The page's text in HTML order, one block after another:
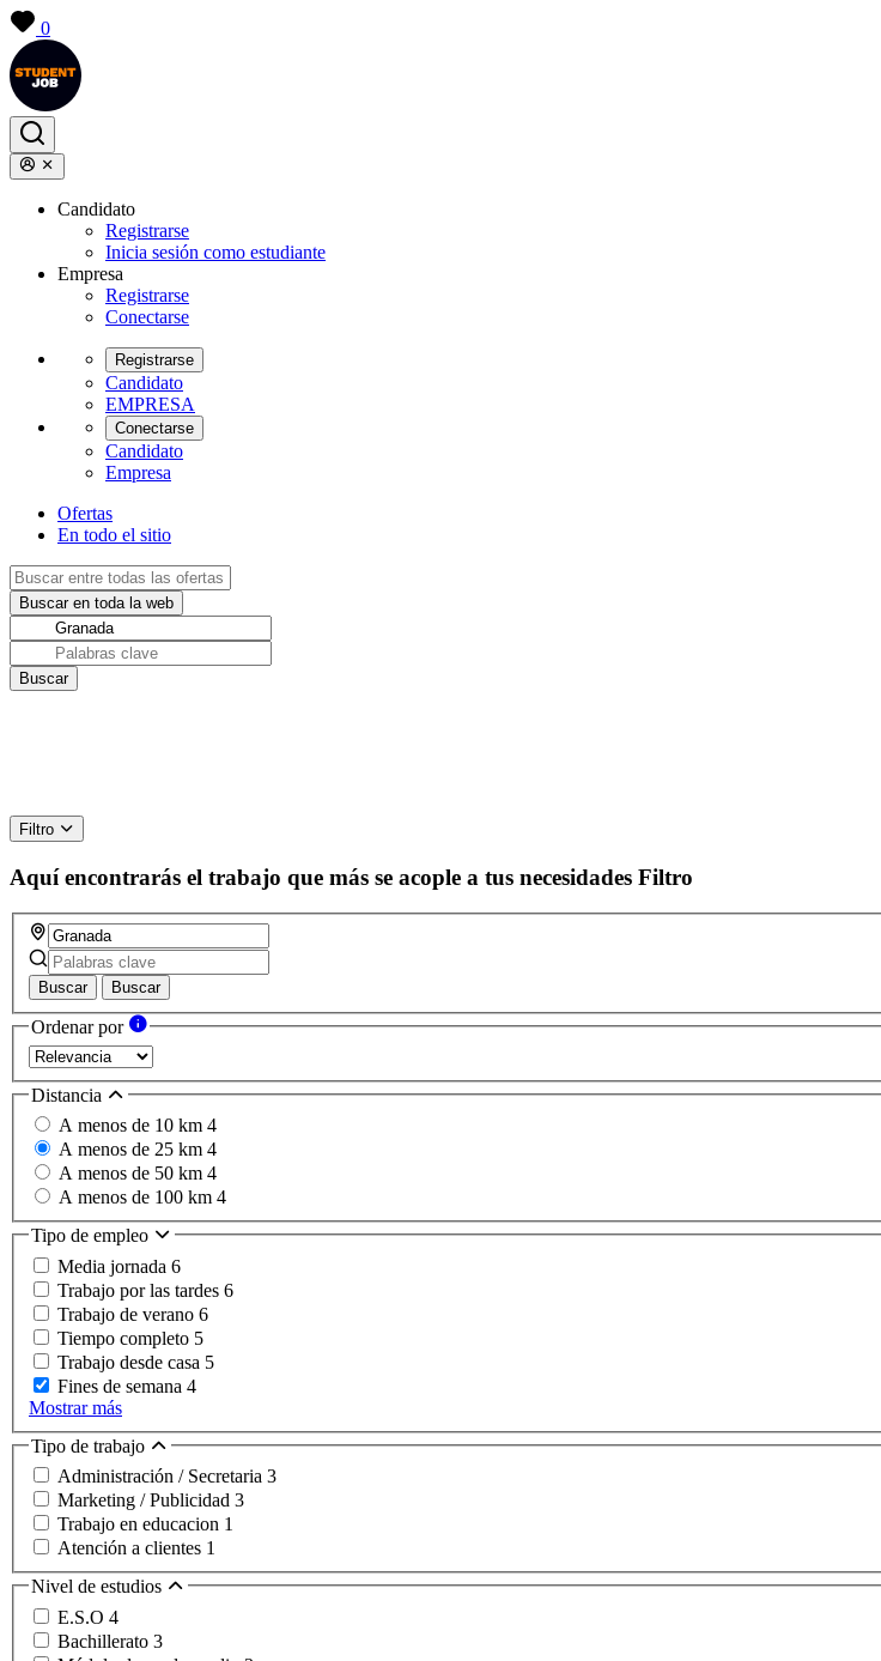
0
Candidato
Registrarse
Inicia sesión como estudiante
Empresa
Registrarse
Conectarse
Registrarse
Candidato
EMPRESA
Conectarse
Candidato
Empresa
Ofertas
En todo el sitio
Filtro
Aquí encontrarás el trabajo que más se acople a tus necesidades Filtro
Buscar Buscar
Ordenar por
Distancia
A menos de 10 km 4
A menos de 25 km 4
A menos de 50 km 4
A menos de 100 km 4
Tipo de empleo
Media jornada 6
Trabajo por las tardes 6
Trabajo de verano 6
Tiempo completo 5
Trabajo desde casa 5
Fines de semana 4
Mostrar más
Tipo de trabajo
Administración / Secretaria 3
Marketing / Publicidad 3
Trabajo en educacion 1
Atención a clientes 1
Nivel de estudios
E.S.O 4
Bachillerato 3